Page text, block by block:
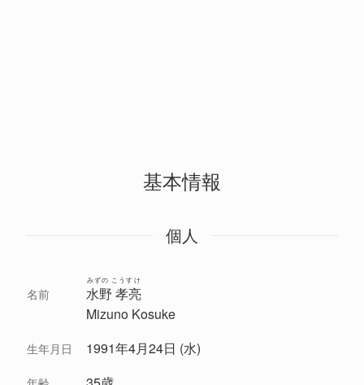
基本情報
個人
名前 水野 孝亮
みずの こうすけ
Mizuno Kosuke
生年月日 1991年4月24日 (水)